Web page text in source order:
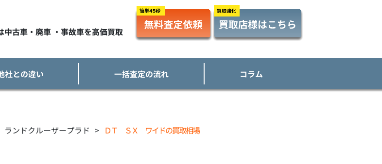
中古車・廃車 ・事故車を高価買取
社との違い 一括査定の流れ コラム
ランドクルーザープラド > ＤＴ ＳＸ ワイドの買取相場